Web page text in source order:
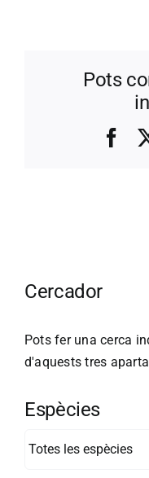
Pots
Cercador
Pots fer una cerca
d'aquests tres
Espècies